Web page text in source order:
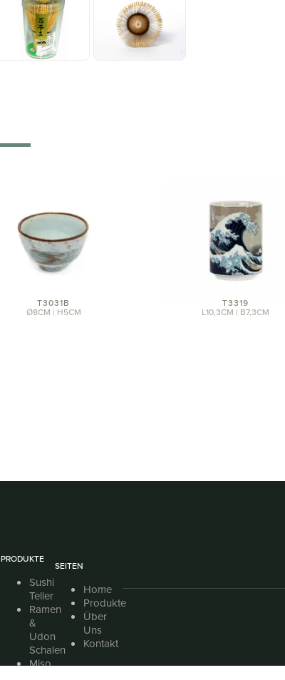
T3031B
Ø8CM | H5CM
T3319
L10,3CM | B7,3CM
PRODUKTE
Sushi
Teller
Ramen
&
Udon
Schalen
Miso
SEITEN
Home
Produkte
Über
Uns
Kontakt